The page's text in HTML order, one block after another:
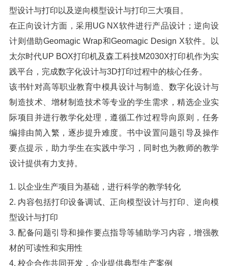
型设计与打印以及逆向模型设计与打印三大项目。
在正向设计方面，采用UG NX软件进行产品设计；逆向设
计则借助Geomagic Wrap和Geomagic Design X软件。以
太尔时代UP BOX打印机及森工科技M2030X打印机作为实
践平台，完成数字化设计与3D打印过程中的核心任务。
该书针对高等职业教育中模具设计与制造、数字化设计与
制造技术、增材制造技术等专业的学生需求，精选企业实
际项目并进行教学化处理，遵循工作过程导向原则，任务
编排由简入繁，逐步提升难度。书中设置问题引导及操作
要点提示，助力学生在实践中学习，同时也为教师的教学
设计提供有力支持。
1. 以企业生产项目为基础，进行科学的教学转化
2. 内容包括打印设备调试、正向模型设计与打印、逆向模
型设计与打印
3. 配备问题引导和操作要点指导等辅助学习内容，增强教
材的可读性和实用性
4. 校企合作共同开发，企业提供典型生产案例